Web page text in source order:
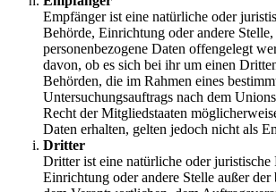
Empfänger ist eine natürliche oder
Behörde, Einrichtung oder andere Stelle,
personenbezogene Daten offengelegt
davon, ob es sich bei ihr um einen
Behörden, die im Rahmen eines
Untersuchungsauftrags nach dem
Recht der Mitgliedstaaten
Daten erhalten, gelten jedoch nicht als
Dritter
Dritter ist eine natürliche oder juristische
Einrichtung oder andere Stelle außer der